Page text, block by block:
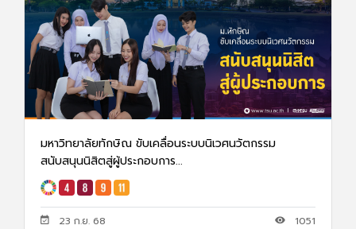
มหาวิทยาลัยทักษิณ ขับเคลื่อนระบบนิเวศนวัตกรรม
สนับสนุนนิสิตสู่ผู้ประกอบการ...
23 ก.ย. 68 1051